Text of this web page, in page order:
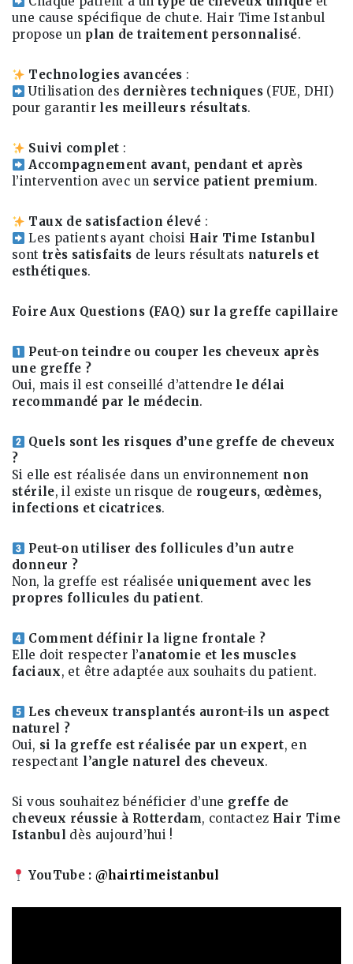
une cause spécifique de chute. Hair Time Istanbul
propose un plan de traitement personnalisé.
Technologies avancées :
Utilisation des dernières techniques(FUE, DHI)
pour garantir les meilleurs résultats.
Suivi complet :
Accompagnement avant, pendant et après
l’intervention avec un service patient premium.
Taux de satisfaction élevé :
Les patients ayant choisi Hair Time Istanbul
sont très satisfaits de leurs résultats naturels et
esthétiques.
Foire Aux Questions (FAQ) sur la greffe capillaire
Peut-on teindre ou couper les cheveux après
une greffe ?
Oui, mais il est conseillé d’attendre le délai
recommandé par le médecin.
Quels sont les risques d’une greffe de cheveux
?
Si elle est réalisée dans un environnement non
stérile, il existe un risque de rougeurs, œdèmes,
infections et cicatrices.
Peut-on utiliser des follicules d’un autre
donneur ?
Non, la greffe est réalisée uniquement avec les
propres follicules du patient.
Comment définir la ligne frontale ?
Elle doit respecter l’anatomie et les muscles
faciaux, et être adaptée aux souhaits du patient.
Les cheveux transplantés auront-ils un aspect
naturel ?
Oui, si la greffe est réalisée par un expert, en
respectant l’angle naturel des cheveux.
Si vous souhaitez bénéficier d’une greffe de
cheveux réussie à Rotterdam, contactez Hair Time
Istanbul dès aujourd’hui !
YouTube :@hairtimeistanbul